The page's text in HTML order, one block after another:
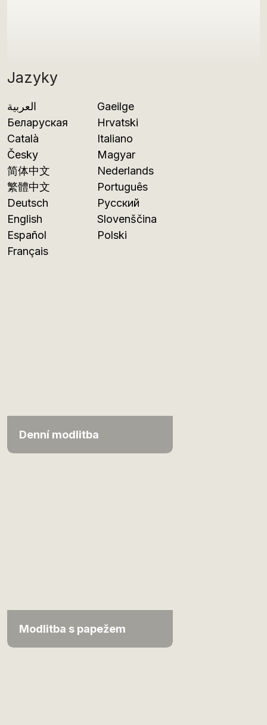
Jazyky
العربية
Беларуская
Català
Česky
简体中文
繁體中文
Deutsch
English
Español
Français
Gaeilge
Hrvatski
Italiano
Magyar
Nederlands
Português
Русский
Slovenščina
Polski
Denní modlitba
Modlitba s papežem